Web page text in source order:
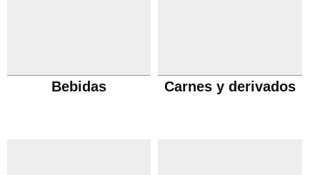
Bebidas Carnes y derivados